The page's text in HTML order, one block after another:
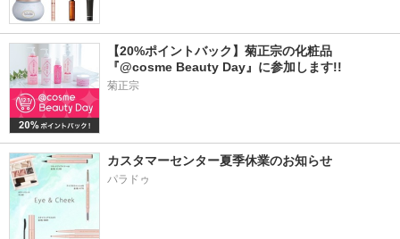
【20%ポイントバック】菊正宗の化粧品
『@cosme Beauty Day』に参加します!!
菊正宗
カスタマーセンター夏季休業のお知らせ
パラドゥ